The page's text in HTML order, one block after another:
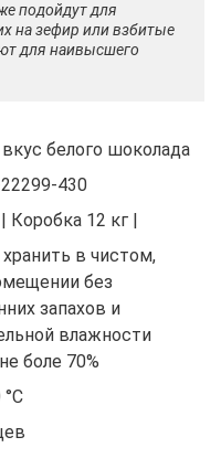
подойдут для
на зефир или взбитые
для наивысшего
белого шоколада
430
Коробка 12 кг |
в чистом,
без
запахов и
влажности
боле 70%